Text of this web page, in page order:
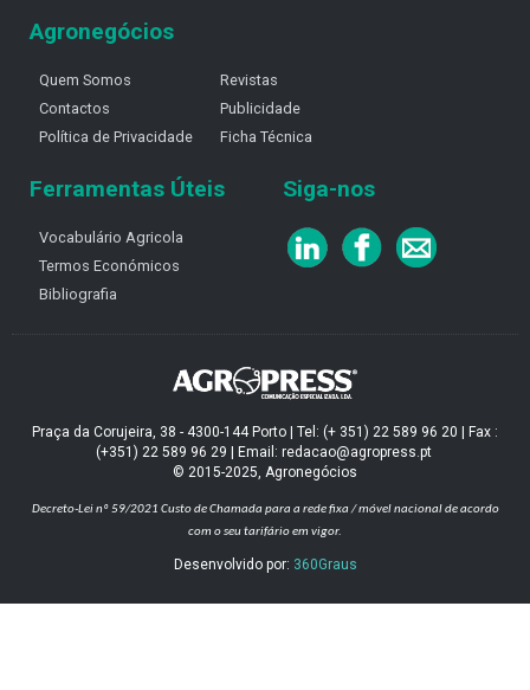
Agronegócios
Quem Somos
Contactos
Política de Privacidade
Revistas
Publicidade
Ficha Técnica
Ferramentas Úteis
Vocabulário Agricola
Termos Económicos
Bibliografia
Siga-nos
Praça da Corujeira, 38 - 4300-144 Porto | Tel: (+ 351) 22 589 96 20 | Fax :
(+351) 22 589 96 29 | Email: redacao@agropress.pt
© 2015-2025, Agronegócios
Decreto-Lei nº 59/2021 Custo de Chamada para a rede fixa / móvel nacional de acordo
com o seu tarifário em vigor.
Desenvolvido por: 360Graus